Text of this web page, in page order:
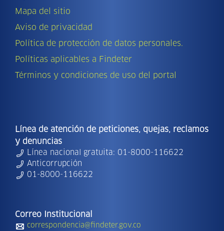
Mapa del sitio
Aviso de privacidad
Política de protección de datos personales.
Políticas aplicables a Findeter
Términos y condiciones de uso del portal
Línea de atención de peticiones, quejas, reclamos
y denuncias
Línea nacional gratuita: 01-8000-116622
Anticorrupción
01-8000-116622
Correo Institucional
correspondencia@findeter.gov.co